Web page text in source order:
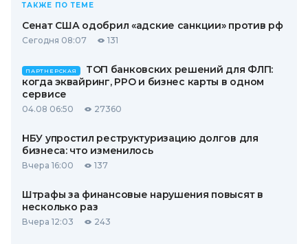
ТАКЖЕ ПО ТЕМЕ
Сенат США одобрил «адские санкции» против рф
Сегодня 08:07 131
ПАРТНЕРСКАЯ
ТОП банковских решений для ФЛП:
когда эквайринг, РРО и бизнес карты в одном
сервисе
04.08 06:50 27360
НБУ упростил реструктуризацию долгов для
бизнеса: что изменилось
Вчера 16:00 137
Штрафы за финансовые нарушения повысят в
несколько раз
Вчера 12:03 243